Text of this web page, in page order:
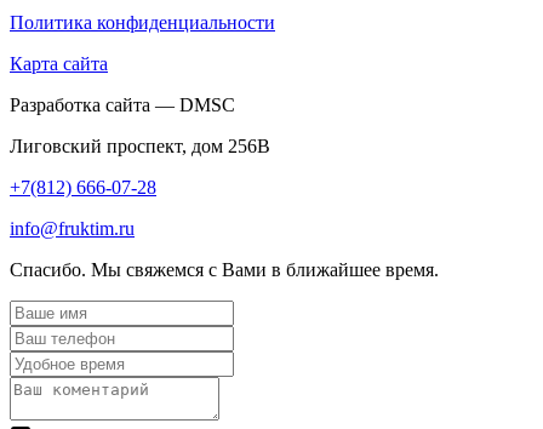
Политика конфиденциальности
Карта сайта
Разработка сайта — DMSC
Лиговский проспект, дом 256В
+7(812) 666-07-28
info@fruktim.ru
Спасибо. Мы свяжемся с Вами в ближайшее время.